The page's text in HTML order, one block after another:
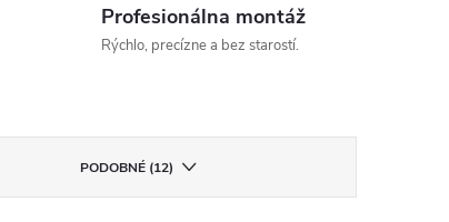
Profesionálna montáž
Rýchlo, precízne a bez starostí.
PODOBNÉ (12)